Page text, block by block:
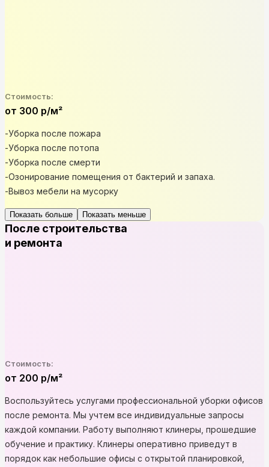
Стоимость:
от 300 р/м²
-Уборка после пожара
-Уборка после потопа
-Уборка после смерти
-Озонирование помещения от бактерий и запаха.
-Вывоз мебели на мусорку
Показать больше Показать меньше
После строительства
и ремонта
Стоимость:
от 200 р/м²
Воспользуйтесь услугами профессиональной уборки офисов
после ремонта. Мы учтем все индивидуальные запросы
каждой компании. Работу выполняют клинеры, прошедшие
обучение и практику. Клинеры оперативно приведут в
порядок как небольшие офисы с открытой планировкой,